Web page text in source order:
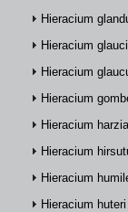
Hieracium
Hieracium
Hieracium
Hieracium
Hieracium
Hieracium
Hieracium
Hieracium